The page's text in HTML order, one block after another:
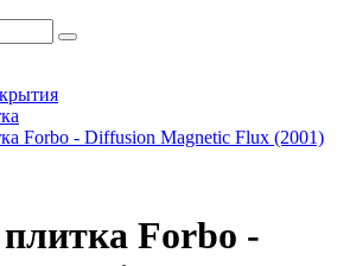
Forbo - Diffusion Magnetic Flux (2001)
Forbo -